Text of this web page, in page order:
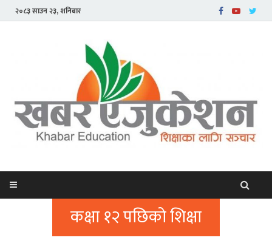
२०८३ साउन २३, शनिबार
कक्षा १२ पछिको शिक्षा